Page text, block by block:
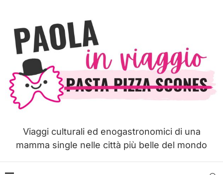
Viaggi culturali ed enogastronomici di una
mamma single nelle città più belle del mondo